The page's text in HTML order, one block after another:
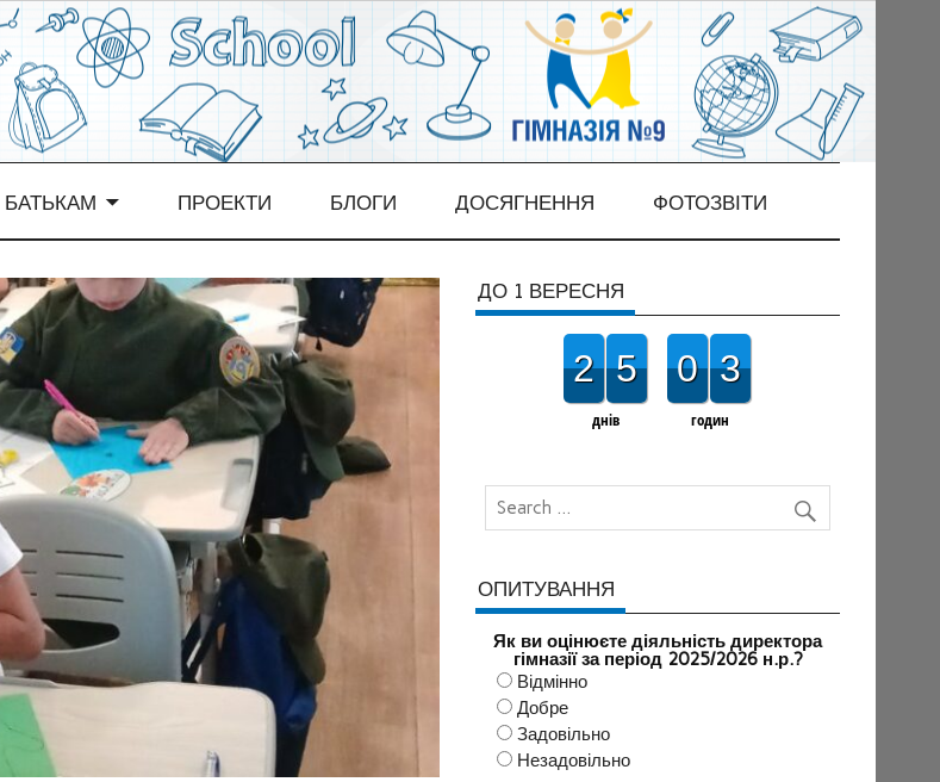
БАТЬКАМ ПРОЕКТИ БЛОГИ ДОСЯГНЕННЯ ФОТОЗВІТИ
ДО 1 ВЕРЕСНЯ
2 5
днів
0 3
годин
ОПИТУВАННЯ
Як ви оцінюєте діяльність директора
гімназії за період 2025/2026 н.р.?
Відмінно
Добре
Задовільно
Незадовільно